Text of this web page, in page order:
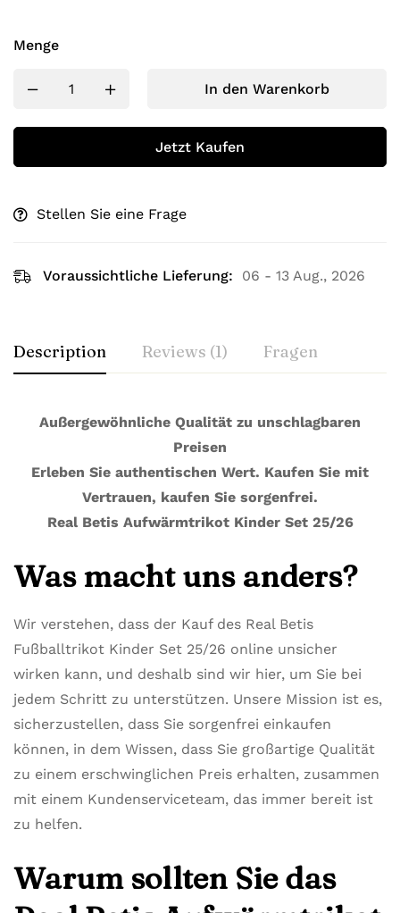
Menge
In den Warenkorb
Jetzt Kaufen
Stellen Sie eine Frage
Voraussichtliche Lieferung: 06 - 13 Aug., 2026
Description Reviews (1) Fragen
Außergewöhnliche Qualität zu unschlagbaren
Preisen
Erleben Sie authentischen Wert. Kaufen Sie mit
Vertrauen, kaufen Sie sorgenfrei.
Real Betis Aufwärmtrikot Kinder Set 25/26
Was macht uns anders?
Wir verstehen, dass der Kauf des Real Betis
Fußballtrikot Kinder Set 25/26 online unsicher
wirken kann, und deshalb sind wir hier, um Sie bei
jedem Schritt zu unterstützen. Unsere Mission ist es,
sicherzustellen, dass Sie sorgenfrei einkaufen
können, in dem Wissen, dass Sie großartige Qualität
zu einem erschwinglichen Preis erhalten, zusammen
mit einem Kundenserviceteam, das immer bereit ist
zu helfen.
Warum sollten Sie das